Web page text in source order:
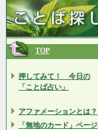
TOP
押してみて！ 今日の
「ことば占い」
アファメーションとは？
「無地のカード」ページ